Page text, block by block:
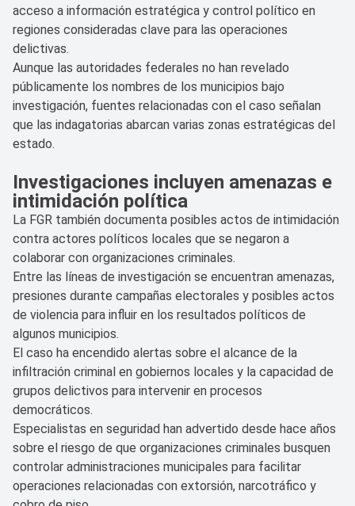
acceso a información estratégica y control político en
regiones consideradas clave para las operaciones
delictivas.
Aunque las autoridades federales no han revelado
públicamente los nombres de los municipios bajo
investigación, fuentes relacionadas con el caso señalan
que las indagatorias abarcan varias zonas estratégicas del
estado.
Investigaciones incluyen amenazas e
intimidación política
La FGR también documenta posibles actos de intimidación
contra actores políticos locales que se negaron a
colaborar con organizaciones criminales.
Entre las líneas de investigación se encuentran amenazas,
presiones durante campañas electorales y posibles actos
de violencia para influir en los resultados políticos de
algunos municipios.
El caso ha encendido alertas sobre el alcance de la
infiltración criminal en gobiernos locales y la capacidad de
grupos delictivos para intervenir en procesos
democráticos.
Especialistas en seguridad han advertido desde hace años
sobre el riesgo de que organizaciones criminales busquen
controlar administraciones municipales para facilitar
operaciones relacionadas con extorsión, narcotráfico y